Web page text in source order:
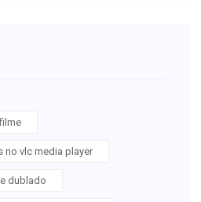
no vlc media player
dublado